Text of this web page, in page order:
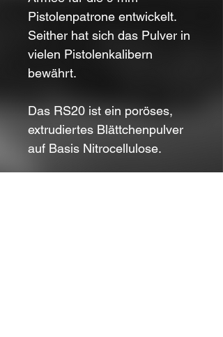
Pistolenpatrone entwickelt.
Seither hat sich das Pulver in
vielen Pistolenkalibern
bewährt.
Das RS20 ist ein poröses,
extrudiertes Blättchenpulver
auf Basis Nitrocellulose.